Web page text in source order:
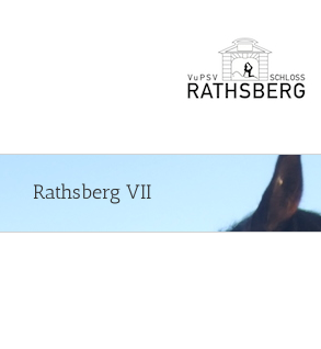
Rathsberg VII